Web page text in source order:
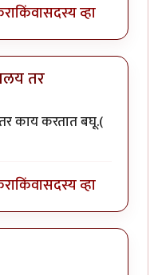
किंवासदस्य व्हा
तर
काय करतात बघू.(
किंवासदस्य व्हा